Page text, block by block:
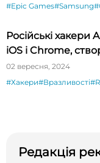
#Epic Games#Samsung
Російські хакери
iOS і Chrome,
шпигунського ПЗ
02 вересня, 2024
#Хакери#Вразливості
Редакція